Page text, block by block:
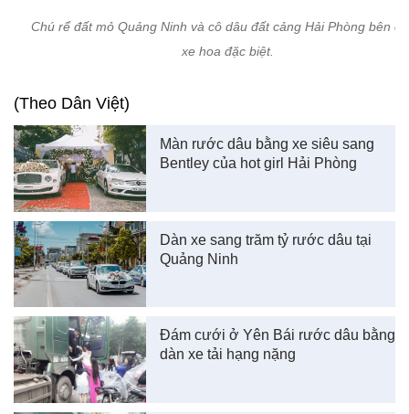
Chú rể đất mỏ Quảng Ninh và cô dâu đất cảng Hải Phòng bên
xe hoa đặc biệt.
(Theo Dân Việt)
Màn rước dâu bằng xe siêu sang
Bentley của hot girl Hải Phòng
Dàn xe sang trăm tỷ rước dâu tại
Quảng Ninh
Đám cưới ở Yên Bái rước dâu bằng
dàn xe tải hạng nặng